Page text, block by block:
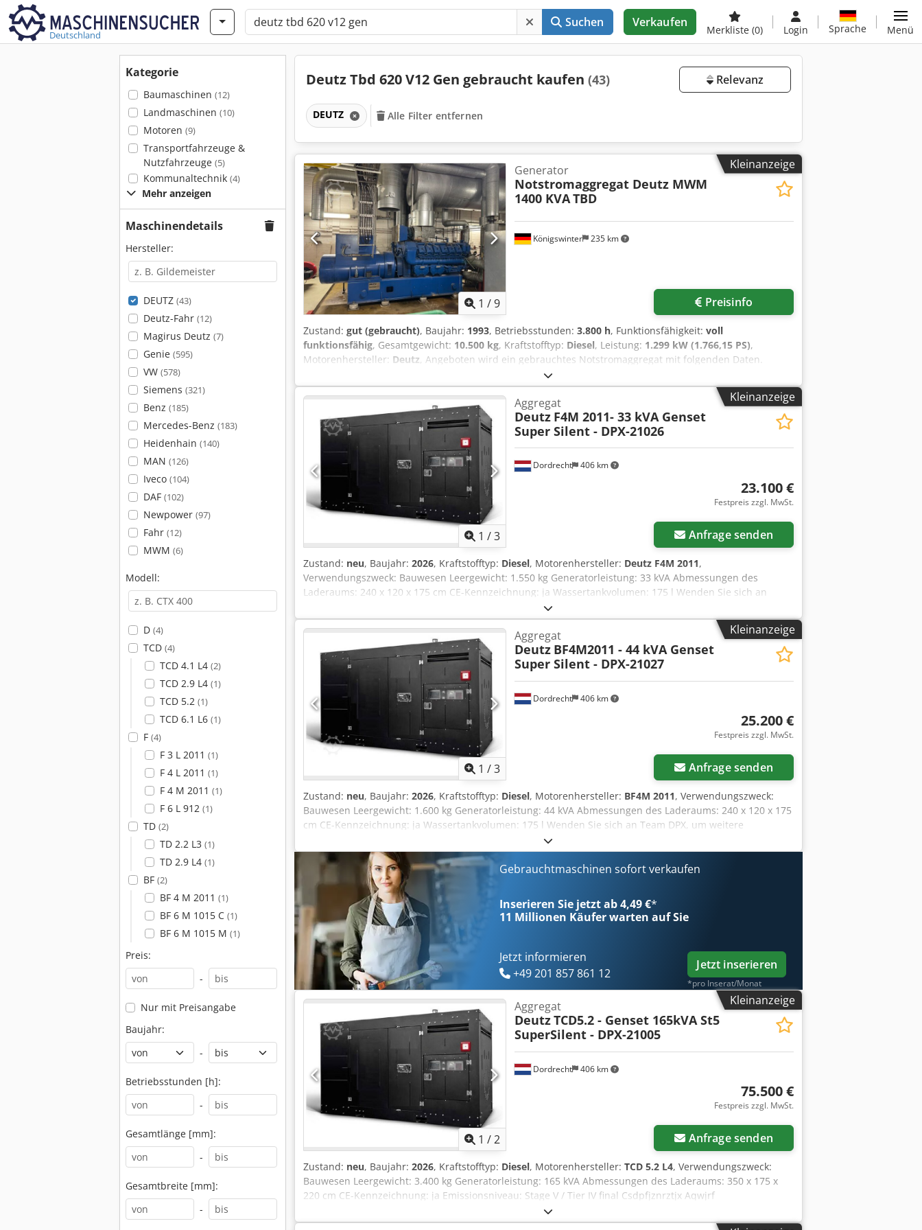
Deutschland
Suchen Verkaufen
Merkliste (0) Login Sprache Menü
Kategorie
Baumaschinen (12)
Landmaschinen (10)
Motoren (9)
Transportfahrzeuge &
Nutzfahrzeuge (5)
Kommunaltechnik (4)
Mehr anzeigen
Maschinendetails
Hersteller:
DEUTZ (43)
Deutz-Fahr (12)
Magirus Deutz (7)
Genie (595)
VW (578)
Siemens (321)
Benz (185)
Mercedes-Benz (183)
Heidenhain (140)
MAN (126)
Iveco (104)
DAF (102)
Newpower (97)
Fahr (12)
MWM (6)
Modell:
D (4)
TCD (4)
TCD 4.1 L4 (2)
TCD 2.9 L4 (1)
TCD 5.2 (1)
TCD 6.1 L6 (1)
F (4)
F 3 L 2011 (1)
F 4 L 2011 (1)
F 4 M 2011 (1)
F 6 L 912 (1)
TD (2)
TD 2.2 L3 (1)
TD 2.9 L4 (1)
BF (2)
BF 4 M 2011 (1)
BF 6 M 1015 C (1)
BF 6 M 1015 M (1)
Preis:
-
Nur mit Preisangabe
Baujahr:
-
Betriebsstunden [h]:
-
Gesamtlänge [mm]:
-
Gesamtbreite [mm]:
-
Deutz Tbd 620 V12 Gen gebraucht kaufen (43) Relevanz
DEUTZ Alle Filter entfernen
Kleinanzeige
1 /9
Königswinter 235 km
Generator
Notstromaggregat Deutz MWM
1400 KVATBD
Preisinfo
Zustand: gut (gebraucht), Baujahr: 1993, Betriebsstunden: 3.800 h, Funktionsfähigkeit: voll
funktionsfähig, Gesamtgewicht: 10.500 kg, Kraftstofftyp: Diesel, Leistung: 1.299 kW (1.766,15 PS),
Motorenhersteller: Deutz, Angeboten wird ein gebrauchtes Notstromaggregat mit folgenden Daten.
Technische Daten: Motor : Deutz TBD 620 V12 Generator : Piller Codpfx Asvmzwxsqwjrf Leistung : 1400
KVA Freuquenz: 50 Hz Spanunng : 230/400 V Baujahr : 1993 Betriebsstunden : 3800 Inkl. Schaltschrank
Inkl. Schalldämpfer
Kleinanzeige
1 /3
Dordrecht 406 km
Aggregat
Deutz F4M 2011- 33 kVA Genset
Super Silent - DPX-21026
23.100 €
Festpreis zzgl. MwSt.
Anfrage senden
Zustand: neu, Baujahr: 2026, Kraftstofftyp: Diesel, Motorenhersteller: Deutz F4M 2011,
Verwendungszweck: Bauwesen Leergewicht: 1.550 kg Generatorleistung: 33 kVA Abmessungen des
Laderaums: 240 x 120 x 175 cm CE-Kennzeichnung: ja Wassertankvolumen: 175 l Wenden Sie sich an
Team DPX, um weitere Informationen zu erhalten. = Weitere Optionen und Zubehör = Cjdpfoznr Adox
Aqwerf - Battery - Control Panel - Stahldach - Tanker
Kleinanzeige
1 /3
Dordrecht 406 km
Aggregat
Deutz BF4M2011 - 44 kVA Genset
Super Silent - DPX-21027
25.200 €
Festpreis zzgl. MwSt.
Anfrage senden
Zustand: neu, Baujahr: 2026, Kraftstofftyp: Diesel, Motorenhersteller: BF4M 2011, Verwendungszweck:
Bauwesen Leergewicht: 1.600 kg Generatorleistung: 44 kVA Abmessungen des Laderaums: 240 x 120 x 175
cm CE-Kennzeichnung: ja Wassertankvolumen: 175 l Wenden Sie sich an Team DPX, um weitere
Informationen zu erhalten. = Weitere Optionen und Zubehör = - Battery - Control Panel Cjdpfx Aqeznrz
Hswsrf - Stahldach - Tanker
Gebrauchtmaschinen sofort verkaufen
Inserieren Sie jetzt ab 4,49 €*
11 Millionen Käufer warten auf Sie
Jetzt informieren
+49 201 857 861 12
Jetzt inserieren
*pro Inserat/Monat
Kleinanzeige
Mehr Bilder anfragen
1 /2
Dordrecht 406 km
Aggregat
DeutzTCD5.2 - Genset 165kVA St5
SuperSilent - DPX-21005
75.500 €
Festpreis zzgl. MwSt.
Anfrage senden
Zustand: neu, Baujahr: 2026, Kraftstofftyp: Diesel, Motorenhersteller: TCD 5.2 L4, Verwendungszweck:
Bauwesen Leergewicht: 3.400 kg Generatorleistung: 165 kVA Abmessungen des Laderaums: 350 x 175 x
220 cm CE-Kennzeichnung: ja Emissionsniveau: Stage V / Tier IV final Csdpfjznrztjx Aqwjrf
Wassertankvolumen: 500 l Wenden Sie sich an Team DPX, um weitere Informationen zu erhalten. =
Weitere Optionen und Zubehör = - Battery - Control Panel - Stahldach - Tanker